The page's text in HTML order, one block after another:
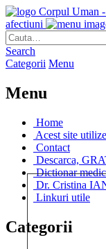
Corpul Uman
afectiuni
Search
Categorii Menu
Menu
Home
Acest site
Contact
Descarca,
Dictionar
Dr. Cristina
Linkuri utile
Categorii